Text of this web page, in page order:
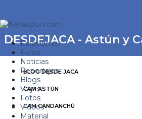
Estaciones
Foros
Noticias
Reportajes
Blogs
Viajes
Fotos
Videos
Material
DESDEJACA - Astún y
BLOG DESDE JACA
CAM ASTÚN
CAM CANDANCHÚ